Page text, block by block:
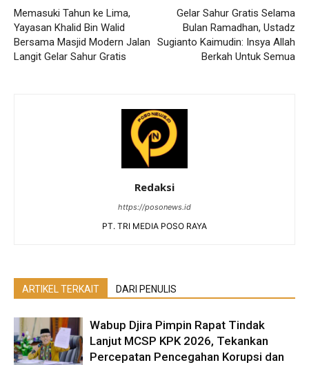
Memasuki Tahun ke Lima,
Yayasan Khalid Bin Walid
Bersama Masjid Modern Jalan
Langit Gelar Sahur Gratis
Gelar Sahur Gratis Selama
Bulan Ramadhan, Ustadz
Sugianto Kaimudin: Insya Allah
Berkah Untuk Semua
Redaksi
https://posonews.id
PT. TRI MEDIA POSO RAYA
ARTIKEL TERKAIT DARI PENULIS
Wabup Djira Pimpin Rapat Tindak
Lanjut MCSP KPK 2026, Tekankan
Percepatan Pencegahan Korupsi dan